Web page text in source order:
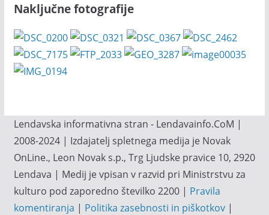
Naključne fotografije
Lendavska informativna stran - Lendavainfo.CoM |
2008-2024 | Izdajatelj spletnega medija je Novak
OnLine., Leon Novak s.p., Trg Ljudske pravice 10, 2920
Lendava | Medij je vpisan v razvid pri Ministrstvu za
kulturo pod zaporedno številko 2200 | Pravila
komentiranja | Politika zasebnosti in piškotkov|